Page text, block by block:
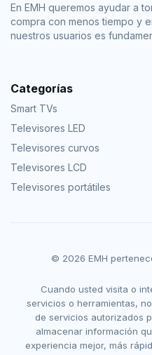
En EMH queremos ayudar a
compra con menos tiempo y
nuestros usuarios es
Categorías
Smart TVs
Televisores LED
Televisores curvos
Televisores LCD
Televisores portátiles
© 2026 EMH
Cuando usted visita o
servicios o herramientas,
de servicios autorizados
almacenar información
experiencia mejor, más